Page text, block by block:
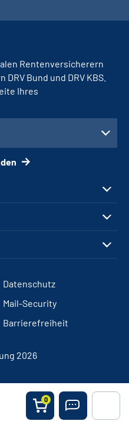
0
Rentenversicherern
Bund und DRV KBS.
Ihres
Datenschutz
Mail-Security
Barrierefreiheit
2026